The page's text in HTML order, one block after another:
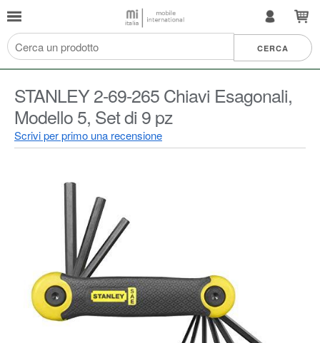
STANLEY 2-69-265 Chiavi Esagonali,
Modello 5, Set di 9 pz
Scrivi per primo una recensione